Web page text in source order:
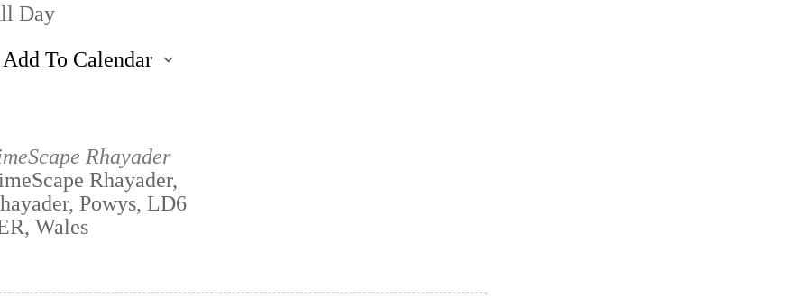
Day
Add To Calendar
Rhayader
Rhayader,
Powys, LD6
Wales